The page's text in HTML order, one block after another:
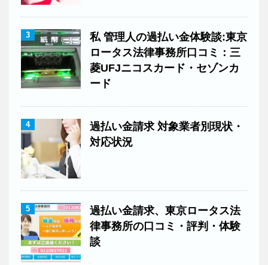
3
私 管理人の過払い金体験談:東京
ロータス法律事務所口コミ：三
菱UFJニコスカード・セゾンカ
ード
4
過払い金請求 対象業者別現状・
対応状況
5
過払い金請求、東京ロータス法
律事務所の口コミ・評判・体験
談